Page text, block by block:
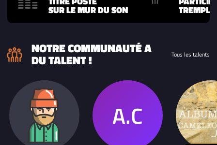
SUR LE MUR DU SON
NOTRE COMMUNAUTÉ A
DU TALENT ! Tous les talents